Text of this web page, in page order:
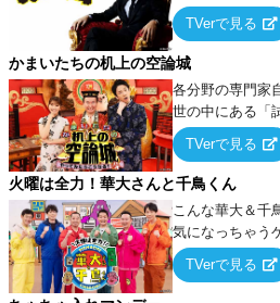
ーム』をベース
ケ・歌…など様
タを競い合う！
TVerで見る
かまいたちの机上の空論城
各分野の専門家
世の中にある「
みたらこうなる
論”に若手芸人ら
TVerで見る
火曜は全力！華大さんと千鳥くん
こんな華大＆千
気になっちゃう
ー！
TVerで見る